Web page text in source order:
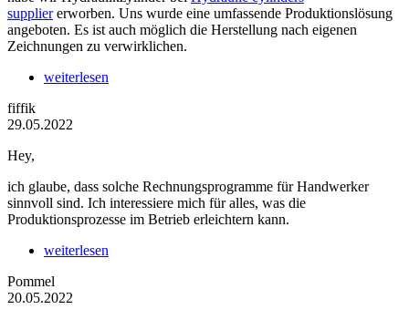
suppliererworben. Uns wurde eine umfassende Produktionslösung
angeboten. Es ist auch möglich die Herstellung nach eigenen
Zeichnungen zu verwirklichen.
weiterlesen
fiffik
29.05.2022
Hey,
ich glaube, dass solche Rechnungsprogramme für Handwerker
sinnvoll sind. Ich interessiere mich für alles, was die
Produktionsprozesse im Betrieb erleichtern kann.
weiterlesen
Pommel
20.05.2022